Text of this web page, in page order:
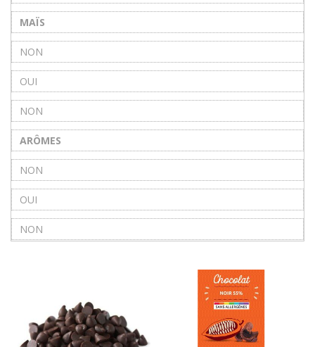
MAÏS
NON
OUI
NON
ARÔMES
NON
OUI
NON